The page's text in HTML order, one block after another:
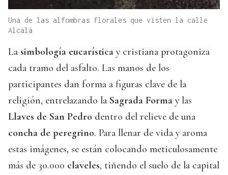
Una de las alfombras florales que visten la calle
Alcalá
La simbología eucarística y cristiana protagoniza
cada tramo del asfalto. Las manos de los
participantes dan forma a figuras clave de la
religión, entrelazando la Sagrada Forma y las
Llaves de San Pedro dentro del relieve de una
concha de peregrino. Para llenar de vida y aroma
estas imágenes, se están colocando meticulosamente
más de 30.000 claveles, tiñendo el suelo de la capital